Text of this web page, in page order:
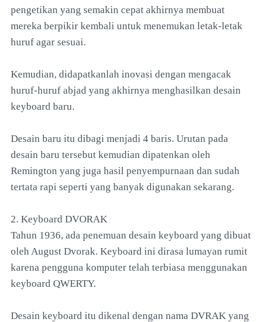
pengetikan yang semakin cepat akhirnya membuat
mereka berpikir kembali untuk menemukan letak-letak
huruf agar sesuai.
Kemudian, didapatkanlah inovasi dengan mengacak
huruf-huruf abjad yang akhirnya menghasilkan desain
keyboard baru.
Desain baru itu dibagi menjadi 4 baris. Urutan pada
desain baru tersebut kemudian dipatenkan oleh
Remington yang juga hasil penyempurnaan dan sudah
tertata rapi seperti yang banyak digunakan sekarang.
2. Keyboard DVORAK
Tahun 1936, ada penemuan desain keyboard yang dibuat
oleh August Dvorak. Keyboard ini dirasa lumayan rumit
karena pengguna komputer telah terbiasa menggunakan
keyboard QWERTY.
Desain keyboard itu dikenal dengan nama DVRAK yang